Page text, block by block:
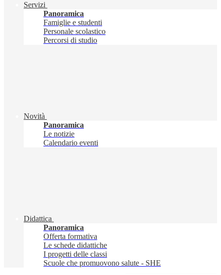
Servizi
Panoramica
Famiglie e studenti
Personale scolastico
Percorsi di studio
Novità
Panoramica
Le notizie
Calendario eventi
Didattica
Panoramica
Offerta formativa
Le schede didattiche
I progetti delle classi
Scuole che promuovono salute - SHE